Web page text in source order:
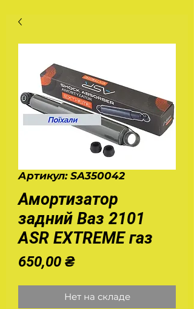
Артикул: SA350042
Амортизатор
задний Ваз 2101
ASR EXTREME газ
650,00 ₴Цена
Нет на складе